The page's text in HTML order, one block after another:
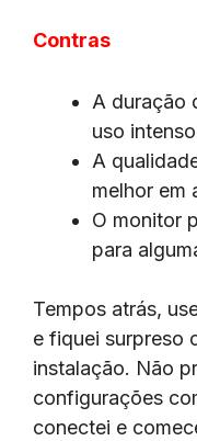
Contras
A duração
uso
A
melhor em
O monitor
para
Tempos atrás,
e fiquei surpreso
instalação. Não
configurações
conectei e